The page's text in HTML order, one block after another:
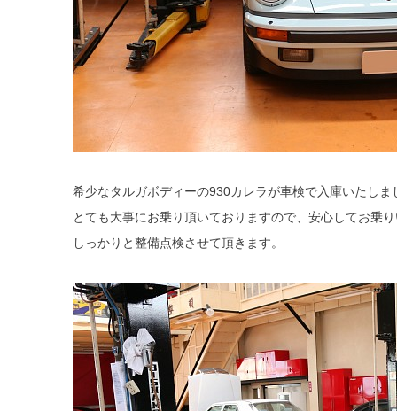
希少なタルガボディーの930カレラが車検で入庫いたしま
とても大事にお乗り頂いておりますので、安心してお乗
しっかりと整備点検させて頂きます。